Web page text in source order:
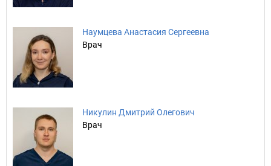
Наумцева Анастасия Сергеевна
Врач
Никулин Дмитрий Олегович
Врач